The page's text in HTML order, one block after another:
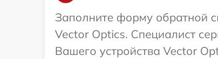
Заполните форму обратной
Vector Optics. Специалист
Вашего устройства Vector